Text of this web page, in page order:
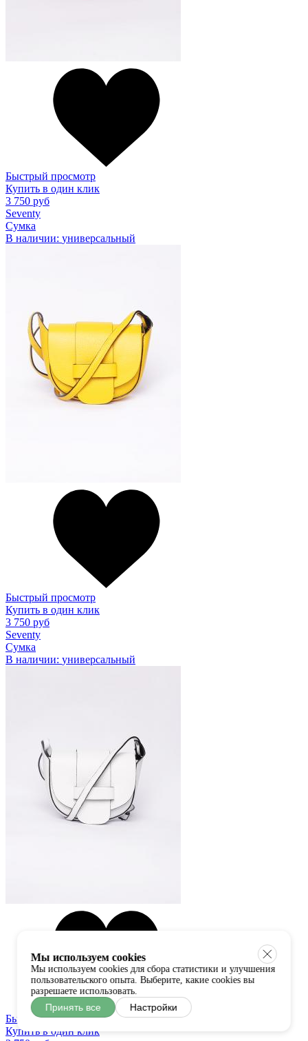
Быстрый просмотр
Купить в один клик
3 750 руб
Seventy
Сумка
В наличии: универсальный
Быстрый просмотр
Купить в один клик
3 750 руб
Seventy
Сумка
В наличии: универсальный
Быстрый просмотр
Купить в один клик
Мы используем cookies
Мы используем cookies для сбора статистики и улучшения
пользовательского опыта. Выберите, какие cookies вы
разрешаете использовать.
Принять все Настройки